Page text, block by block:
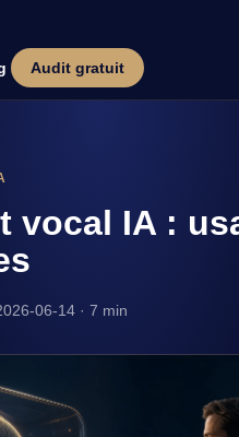
Audit gratuit
vocal IA :
06-14 · 7 min